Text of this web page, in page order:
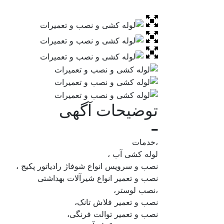
توضیحات آگهی
،خدمات
لوله کشی آب ،
نصب و سرویس انواع شوفاژ رادیاتور پکیج ،
نصب و تعمیر انواع شیرآلات بهداشتی
،نصب لوستر،
نصب و تعمیر فلاش تانک،
نصب و تعمیر توالت فرنگی،